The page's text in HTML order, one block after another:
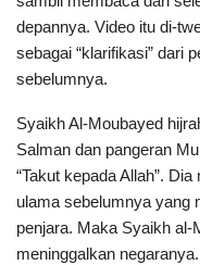
depannya. Video itu di-
sebagai “klarifikasi” dari
sebelumnya.
Syaikh Al-Moubayed
Salman dan pangeran
“Takut kepada Allah”.
ulama sebelumnya yang
penjara. Maka Syaikh al-
meninggalkan negaranya.